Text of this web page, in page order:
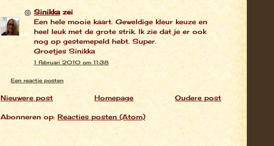
Sinikka zei
Een hele mooie kaart. Geweldige kleur keuze en
heel leuk met de grote strik. Ik zie dat je er ook
nog op gestemepeld hebt. Super.
Groetjes Sinikka
1 februari 2010 om 11:38
Een reactie posten
Nieuwere post Oudere post
Homepage
Abonneren op: Reacties posten (Atom)